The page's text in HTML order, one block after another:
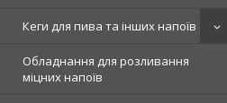
Кеги для пива та інших напоїв
Обладнання для розливання
міцних напоїв